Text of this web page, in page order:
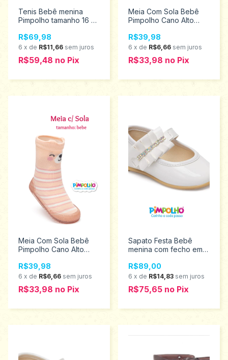
Tenis Bebê menina
Pimpolho tamanho 16 ao
R$69,98
6 x de R$11,66 sem juros
R$59,48 no Pix
Meia Com Sola Bebê
Pimpolho Cano Alto
0074290
R$39,98
6 x de R$6,66 sem juros
R$33,98 no Pix
Meia Com Sola Bebê
Pimpolho Cano Alto
0074300
R$39,98
6 x de R$6,66 sem juros
R$33,98 no Pix
Sapato Festa Bebê
menina com fecho em
Tamanhos 16 ao 21
0120437
R$89,00
6 x de R$14,83 sem juros
R$75,65 no Pix